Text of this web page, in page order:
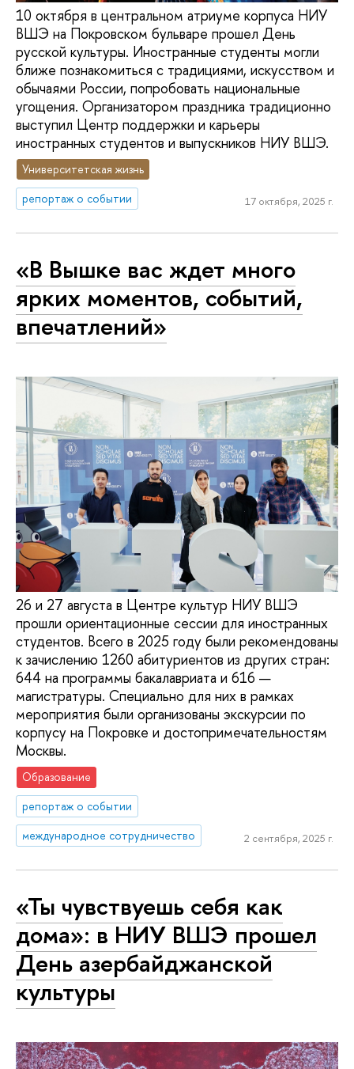
10 октября в центральном атриуме корпуса НИУ
ВШЭ на Покровском бульваре прошел День
русской культуры. Иностранные студенты могли
ближе познакомиться с традициями, искусством и
обычаями России, попробовать национальные
угощения. Организатором праздника традиционно
выступил Центр поддержки и карьеры
иностранных студентов и выпускников НИУ ВШЭ.
Университетская жизнь
репортаж о событии
17 октября, 2025 г.
«В Вышке вас ждет много
ярких моментов, событий,
впечатлений»
26 и 27 августа в Центре культур НИУ ВШЭ
прошли ориентационные сессии для иностранных
студентов. Всего в 2025 году были рекомендованы
к зачислению 1260 абитуриентов из других стран:
644 на программы бакалавриата и 616 —
магистратуры. Специально для них в рамках
мероприятия были организованы экскурсии по
корпусу на Покровке и достопримечательностям
Москвы.
Образование
репортаж о событии
международное сотрудничество
2 сентября, 2025 г.
«Ты чувствуешь себя как
дома»: в НИУ ВШЭ прошел
День азербайджанской
культуры